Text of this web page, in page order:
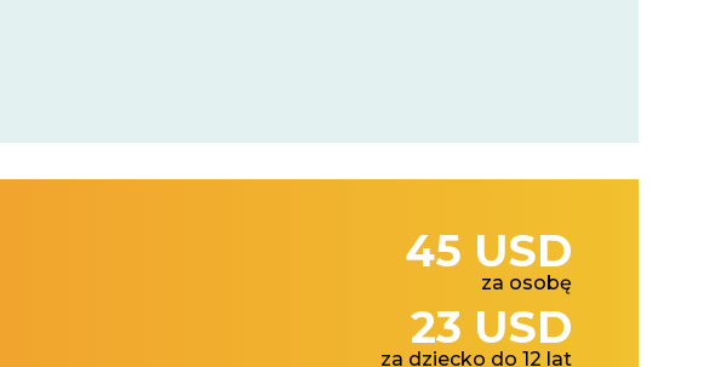
45 USD
za osobę
23 USD
za dziecko do 12 lat